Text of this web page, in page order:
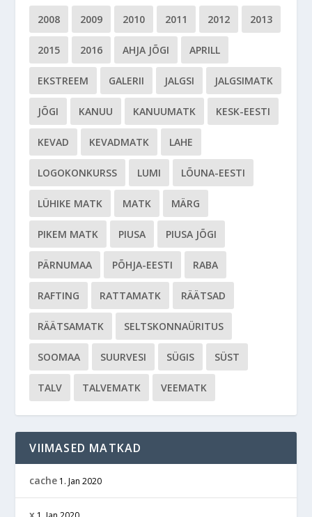
2008 2009 2010 2011 2012 2013
2015 2016 AHJA JÕGI APRILL
EKSTREEM GALERII JALGSI JALGSIMATK
JÕGI KANUU KANUUMATK KESK-EESTI
KEVAD KEVADMATK LAHE
LOGOKONKURSS LUMI LÕUNA-EESTI
LÜHIKE MATK MATK MÄRG
PIKEM MATK PIUSA PIUSA JÕGI
PÄRNUMAA PÕHJA-EESTI RABA
RAFTING RATTAMATK RÄÄTSAD
RÄÄTSAMATK SELTSKONNAÜRITUS
SOOMAA SUURVESI SÜGIS SÜST
TALV TALVEMATK VEEMATK
VIIMASED MATKAD
cache 1. Jan 2020